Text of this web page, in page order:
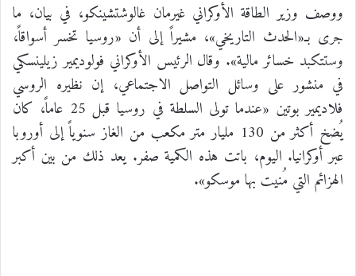
ووصف وزير الطاقة الأوكراني غيرمان غالوشتشينكو، في بيان، ما
جرى بـ«الحدث التاريخي»، مشيراً إلى أن «روسيا تخسر أسواقاً،
وستتكبد خسائر مالية». وقال الرئيس الأوكراني فولوديمير زيلينسكي
في منشور على وسائل التواصل الاجتماعي، إن نظيره الروسي
فلاديمير بوتين «عندما تولى السلطة في روسيا قبل 25 عاماً، كان
يُضخ أكثر من 130 مليار متر مكعب من الغاز سنوياً إلى أوروبا
عبر أوكرانيا. اليوم، باتت هذه الكمية صفر. يعد ذلك من بين أكبر
الهزائم التي مُنيت بها موسكو».